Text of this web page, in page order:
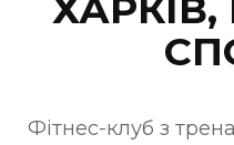
Фітнес-клуб з